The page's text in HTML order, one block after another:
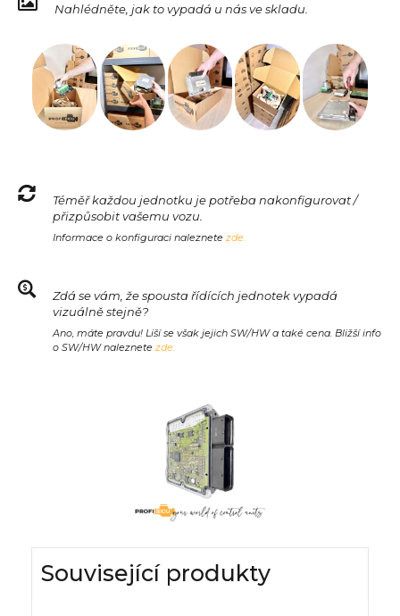
Nahlédněte, jak to vypadá u nás ve skladu.
Téměř každou jednotku je potřeba nakonfigurovat /
přizpůsobit vašemu vozu.
Informace o konfiguraci naleznete zde.
Zdá se vám, že spousta řídících jednotek vypadá
vizuálně stejně?
Ano, máte pravdu! Liší se však jejich SW/HW a také cena. Bližší info
o SW/HW naleznete zde.
Související produkty